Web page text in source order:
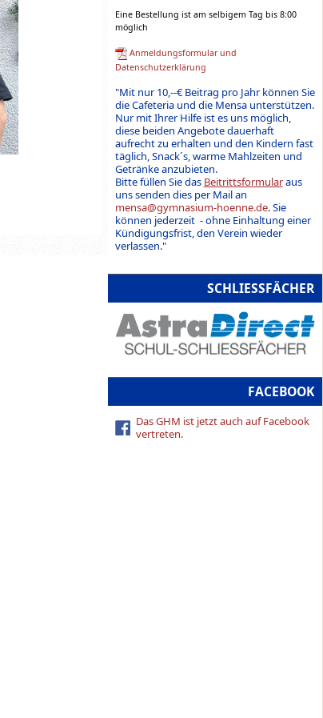
Eine Bestellung ist am selbigem Tag bis 8:00
möglich
Anmeldungsformular und
Datenschutzerklärung
"Mit nur 10,--€ Beitrag pro Jahr können Sie
die Cafeteria und die Mensa unterstützen.
Nur mit Ihrer Hilfe ist es uns möglich,
diese beiden Angebote dauerhaft
aufrecht zu erhalten und den Kindern fast
täglich, Snack´s, warme Mahlzeiten und
Getränke anzubieten.
Bitte füllen Sie das Beitrittsformularaus
uns senden dies per Mail an
mensa@gymnasium-hoenne.de. Sie
können jederzeit - ohne Einhaltung einer
Kündigungsfrist, den Verein wieder
verlassen."
SCHLIESSFÄCHER
FACEBOOK
Das GHM ist jetzt auch auf Facebook
vertreten.